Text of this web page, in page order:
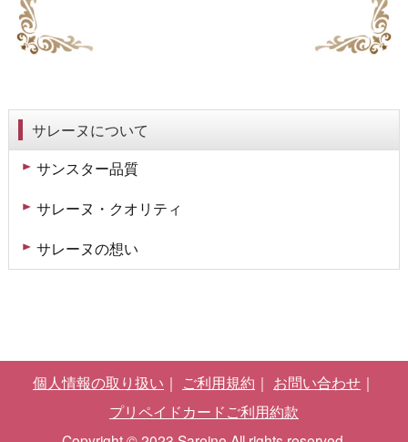
サレーヌについて
サンスター品質
サレーヌ・クオリティ
サレーヌの想い
個人情報の取り扱い ご利用規約
お問い合わせ
プリペイドカードご利用約款